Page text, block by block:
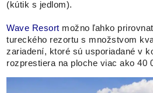
(kútik s jedlom).
Wave Resort možno ľahko
tureckého rezortu s množstvom
zariadení, ktoré sú usporiadané v
rozprestiera na ploche viac ako 40